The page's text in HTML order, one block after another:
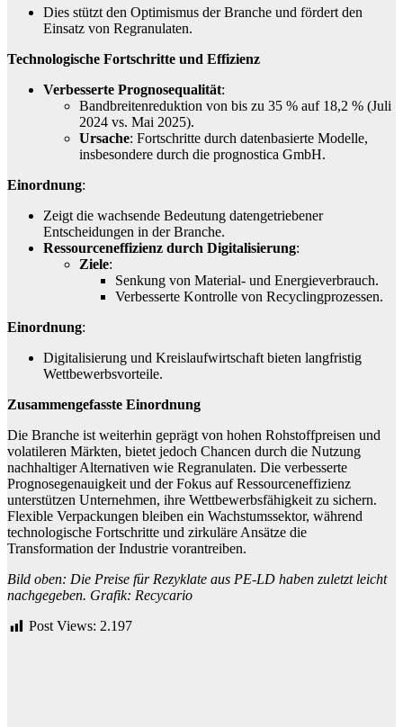
Dies stützt den Optimismus der Branche und fördert den
Einsatz von Regranulaten.
Technologische Fortschritte und Effizienz
Verbesserte Prognosequalität:
Bandbreitenreduktion von bis zu 35 % auf 18,2 % (Juli
2024 vs. Mai 2025).
Ursache: Fortschritte durch datenbasierte Modelle,
insbesondere durch die prognostica GmbH.
Einordnung:
Zeigt die wachsende Bedeutung datengetriebener
Entscheidungen in der Branche.
Ressourceneffizienz durch Digitalisierung:
Ziele:
Senkung von Material- und Energieverbrauch.
Verbesserte Kontrolle von Recyclingprozessen.
Einordnung:
Digitalisierung und Kreislaufwirtschaft bieten langfristig
Wettbewerbsvorteile.
Zusammengefasste Einordnung
Die Branche ist weiterhin geprägt von hohen Rohstoffpreisen und
volatileren Märkten, bietet jedoch Chancen durch die Nutzung
nachhaltiger Alternativen wie Regranulaten. Die verbesserte
Prognosegenauigkeit und der Fokus auf Ressourceneffizienz
unterstützen Unternehmen, ihre Wettbewerbsfähigkeit zu sichern.
Flexible Verpackungen bleiben ein Wachstumssektor, während
technologische Fortschritte und zirkuläre Ansätze die
Transformation der Industrie vorantreiben.
Bild oben: Die Preise für Rezyklate aus PE-LD haben zuletzt leicht
nachgegeben. Grafik: Recycario
Post Views: 2.197